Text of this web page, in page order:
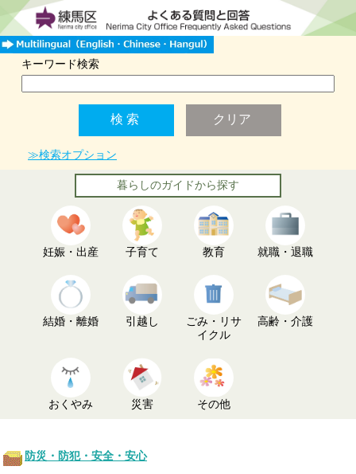
キーワード検索
≫検索オプション
暮らしのガイドから探す
妊娠・出産 子育て 教育 就職・退職
結婚・離婚 引越し
ごみ・リサ
イクル
高齢・介護
おくやみ 災害 その他
防災・防犯・安全・安心